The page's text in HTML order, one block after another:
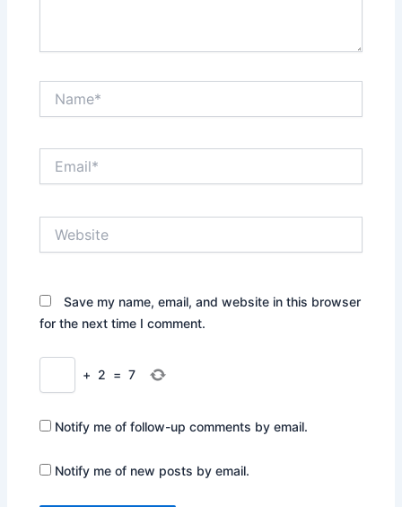
Save my name, email, and website in this browser
for the next time I comment.
+ 2 = 7
Notify me of follow-up comments by email.
Notify me of new posts by email.